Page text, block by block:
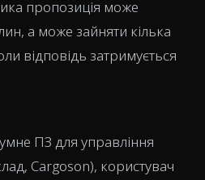
пропозиція може
а може зайняти кілька
відповідь затримується
ПЗ для управління
Cargoson), користувач